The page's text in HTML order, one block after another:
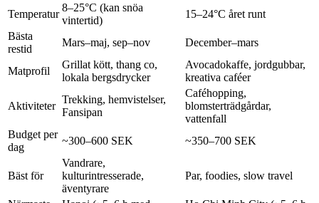
Temperatur
8–25°C (kan snöa
vintertid)
15–24°C året runt
Bästa
restid
Mars–maj, sep–nov December–mars
Matprofil
Grillat kött, thang co,
lokala bergsdrycker
Avocadokaffe, jordgubbar,
kreativa caféer
Aktiviteter
Trekking, hemvistelser,
Fansipan
Caféhopping,
blomsterträdgårdar,
vattenfall
Budget per
dag
~300–600 SEK ~350–700 SEK
Bäst för
Vandrare,
kulturintresserade,
äventyrare
Par, foodies, slow travel